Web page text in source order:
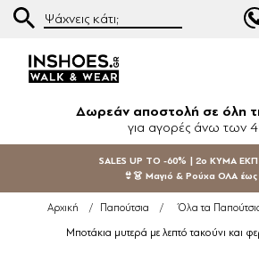
Δωρεάν αποστολή σε όλη
για αγορές άνω των
SALES UP TO -60% | 2ο ΚΥΜΑ
👙👗 Μαγιό & Ρούχα ΟΛΑ έως
Αρχική / Παπούτσια / Όλα τα
Μποτάκια μυτερά με λεπτό τακούνι και